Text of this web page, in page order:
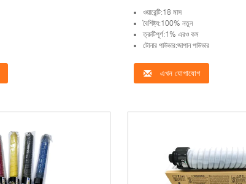
পৃষ্ঠা 18 মাস সরাসরি
ওয়ারেন্টি:18 মাস
বৈশিষ্ট্য:100% নতুন
ত্রুটিপূর্ণ:1% এরও কম
টোনার পাউডার:জাপান পাউডার
এখন যোগাযোগ